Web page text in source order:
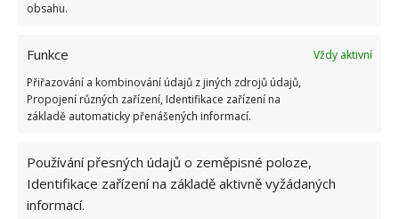
obsahu.
Funkce
Vždy aktivní
Přiřazování a kombinování údajů z jiných zdrojů údajů,
Propojení různých zařízení, Identifikace zařízení na
základě automaticky přenášených informací.
Používání přesných údajů o zeměpisné poloze,
Identifikace zařízení na základě aktivně vyžádaných
informací.
Barvy a doplňky
Je obecně známo, že prostor opticky zvětší i použití
světlých barev a sofistikované využití vzorů. Obě tyto